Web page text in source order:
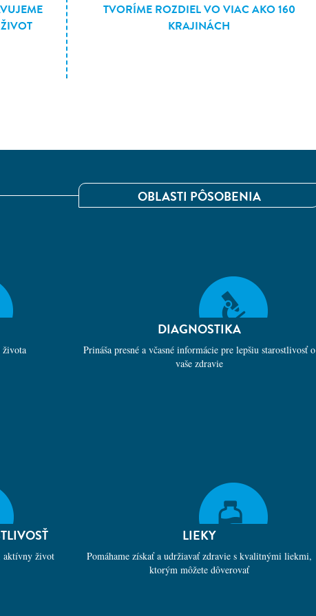
TVORÍME ROZDIEL VO VIAC AKO 160
KRAJINÁCH
OBLASTI PÔSOBENIA
života
DIAGNOSTIKA
Prináša presné a včasné informácie pre lepšiu starostlivosť o
vaše zdravie
aktívny život
LIEKY
Pomáhame získať a udržiavať zdravie s kvalitnými liekmi,
ktorým môžete dôverovať